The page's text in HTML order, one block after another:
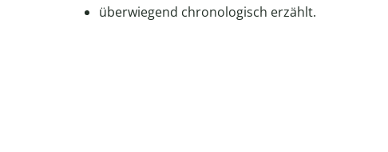
überwiegend chronologisch erzählt.